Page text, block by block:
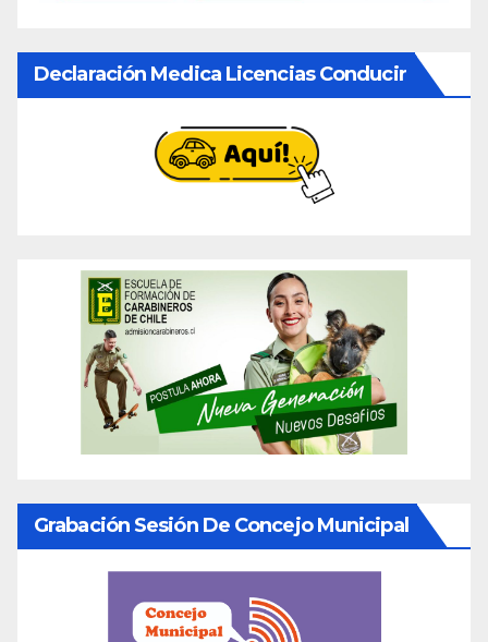
Declaración Medica Licencias Conducir
Grabación Sesión De Concejo Municipal